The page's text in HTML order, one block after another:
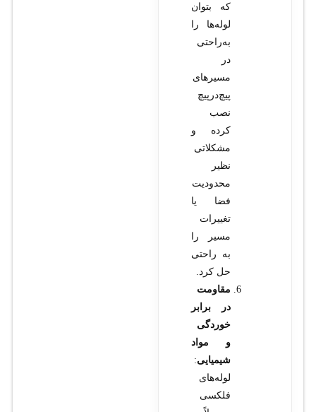
که بتوان
لوله‌ها را
به‌راحتی
در
مسیرهای
پیچ‌درپیچ
نصب
کرده و
مشکلاتی
نظیر
محدودیت
فضا یا
تغییرات
مسیر را
به راحتی
حل کرد.
مقاومت
در برابر
خوردگی
و مواد
شیمیایی:
لوله‌های
فلکسی